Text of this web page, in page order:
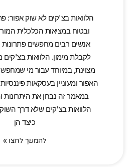
הלוואות בצ'קים לא שוק אפור:
ובטוח במציאות הכלכלית
אנשים רבים מחפשים פתרונות
לקבלת מימון. הלוואות
מצוינת, במיוחד עבור מי
האפור ומעוניין בעסקאות
במאמר זה נבחן את היתרונות
הלוואות בצ'קים שלא דרך
כיצד הן
להמשך לחצו »